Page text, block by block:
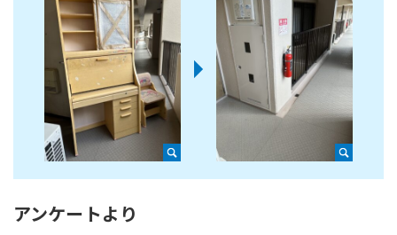
アンケートより